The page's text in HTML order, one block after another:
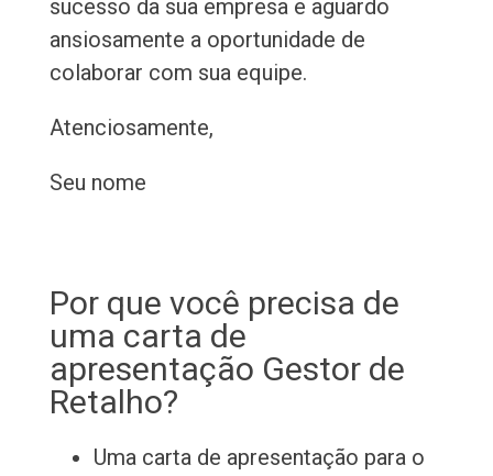
sucesso da sua empresa e aguardo
ansiosamente a oportunidade de
colaborar com sua equipe.
Atenciosamente,
Seu nome
Por que você precisa de
uma carta de
apresentação Gestor de
Retalho?
Uma carta de apresentação para o